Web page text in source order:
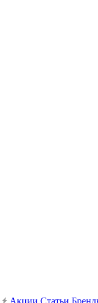
Акции Статьи